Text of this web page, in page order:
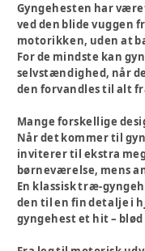
Gyngehesten har
ved den blide vuggen
motorikken, uden at
For de mindste kan
selvstændighed, når
den forvandles til alt
Mange forskellige
Når det kommer til
inviterer til ekstra
børneværelse, mens
En klassisk træ-
den til en fin detalje i
gyngehest et hit –